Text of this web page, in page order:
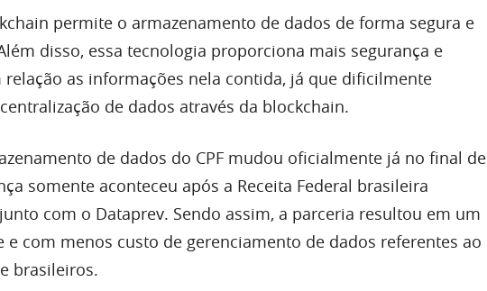
permite o armazenamento de dados de forma segura e
disso, essa tecnologia proporciona mais segurança e
as informações nela contida, já que dificilmente
de dados através da blockchain.
de dados do CPF mudou oficialmente já no final de
somente aconteceu após a Receita Federal brasileira
com o Dataprev. Sendo assim, a parceria resultou em um
e com menos custo de gerenciamento de dados referentes ao
brasileiros.